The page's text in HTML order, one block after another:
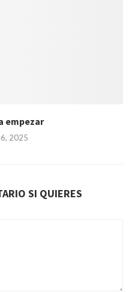
empezar
2025
SI QUIERES